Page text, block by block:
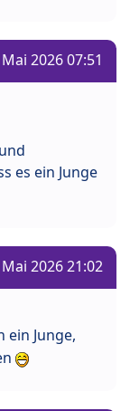
2026 07:51
es ein Junge
2026 21:02
ein Junge,